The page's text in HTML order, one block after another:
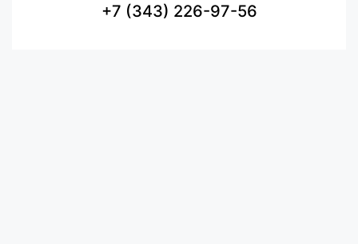
+7 (343) 226-97-56